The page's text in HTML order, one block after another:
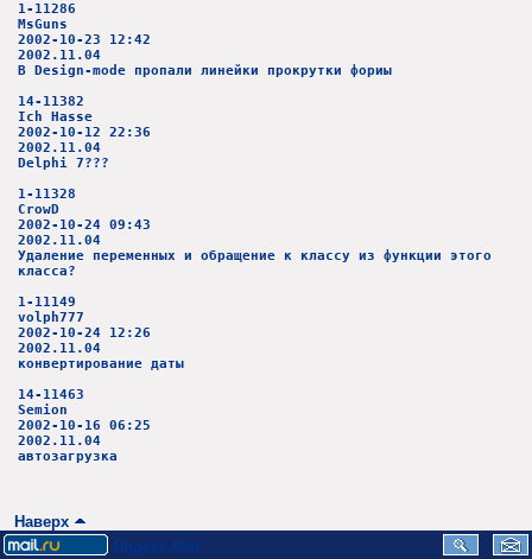
1-11286
MsGuns
2002-10-23 12:42
2002.11.04
В Design-mode пропали линейки прокрутки фориы
14-11382
Ich Hasse
2002-10-12 22:36
2002.11.04
Delphi 7???
1-11328
CrowD
2002-10-24 09:43
2002.11.04
Удаление переменных и обращение к классу из функции этого
класса?
1-11149
volph777
2002-10-24 12:26
2002.11.04
конвертирование даты
14-11463
Semion
2002-10-16 06:25
2002.11.04
автозагрузка
Наверх